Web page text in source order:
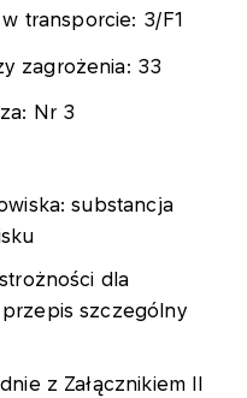
transporcie: 3/F1
zagrożenia: 33
Nr 3
substancja
dla
szczególny
z Załącznikiem II